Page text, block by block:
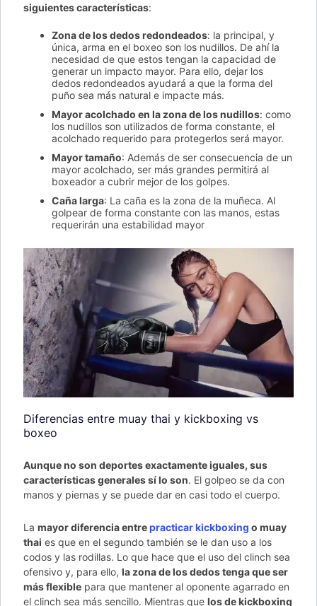
siguientes características:
Zona de los dedos redondeados: la principal, y
única, arma en el boxeo son los nudillos. De ahí la
necesidad de que estos tengan la capacidad de
generar un impacto mayor. Para ello, dejar los
dedos redondeados ayudará a que la forma del
puño sea más natural e impacte más.
Mayor acolchado en la zona de los nudillos: como
los nudillos son utilizados de forma constante, el
acolchado requerido para protegerlos será mayor.
Mayor tamaño: Además de ser consecuencia de un
mayor acolchado, ser más grandes permitirá al
boxeador a cubrir mejor de los golpes.
Caña larga: La caña es la zona de la muñeca. Al
golpear de forma constante con las manos, estas
requerirán una estabilidad mayor
Diferencias entre muay thai y kickboxing vs
boxeo
Aunque no son deportes exactamente iguales, sus
características generales sí lo son. El golpeo se da con
manos y piernas y se puede dar en casi todo el cuerpo.
La mayor diferencia entrepracticar kickboxing o muay
thai es que en el segundo también se le dan uso a los
codos y las rodillas. Lo que hace que el uso del clinch sea
ofensivo y, para ello, la zona de los dedos tenga que ser
más flexible para que mantener al oponente agarrado en
el clinch sea más sencillo. Mientras que los de kickboxing